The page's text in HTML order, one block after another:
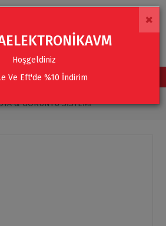
& GÖRÜNTÜ SISTEMI
×
Hoşgeldiniz
Ve Eft'de %10 İndirim